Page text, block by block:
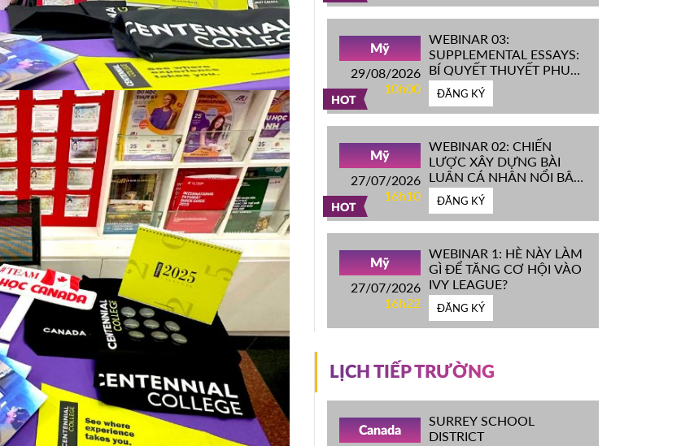
HOT
Mỹ
29/08/2026
10h00
WEBINAR 03:
SUPPLEMENTAL ESSAYS:
BÍ QUYẾT THUYẾT PHỤC
HỘI ĐỒNG TUYỂN SINH
ĐH TOP ĐẦU MỸ
ĐĂNG KÝ
HOT
Mỹ
27/07/2026
16h10
WEBINAR 02: CHIẾN
LƯỢC XÂY DỰNG BÀI
LUẬN CÁ NHÂN NỔI BẬT
CHINH PHỤC ĐH TOP
ĐẦU MỸ
ĐĂNG KÝ
Mỹ
27/07/2026
16h22
WEBINAR 1: HÈ NÀY LÀM
GÌ ĐỂ TĂNG CƠ HỘI VÀO
IVY LEAGUE?
ĐĂNG KÝ
LỊCH TIẾP TRƯỜNG
Canada
SURREY SCHOOL
DISTRICT